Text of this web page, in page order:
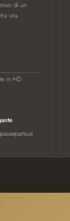
di un
vita.
in HD